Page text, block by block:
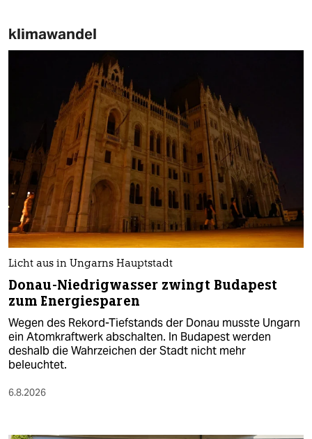
klimawandel
Licht aus in Ungarns Hauptstadt
Donau-Niedrigwasser zwingt Budapest
zum Energiesparen
Wegen des Rekord-Tiefstands der Donau musste Ungarn
ein Atomkraftwerk abschalten. In Budapest werden
deshalb die Wahrzeichen der Stadt nicht mehr
beleuchtet.
6.8.2026